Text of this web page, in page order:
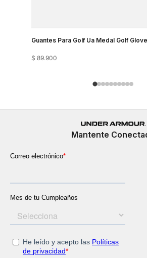
Guantes Para Golf Ua Medal Golf
$ 89.900
Mantente